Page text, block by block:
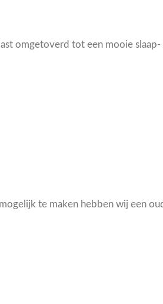
omgetoverd tot een mooie
te maken hebben wij een